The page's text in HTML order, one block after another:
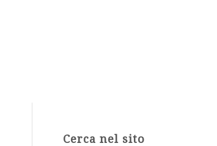
Cerca nel sito